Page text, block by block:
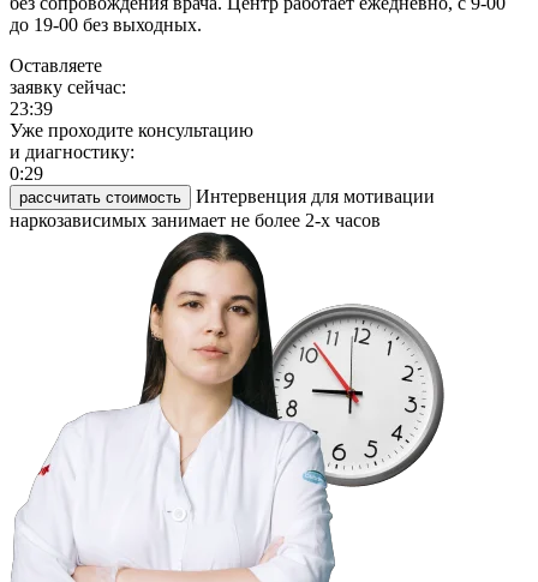
до 19-00 без выходных.
Оставляете
заявку сейчас:
23:39
Уже проходите консультацию
и диагностику:
0:29
рассчитать стоимость
Интервенция для мотивации
наркозависимых занимает не более 2-х часов